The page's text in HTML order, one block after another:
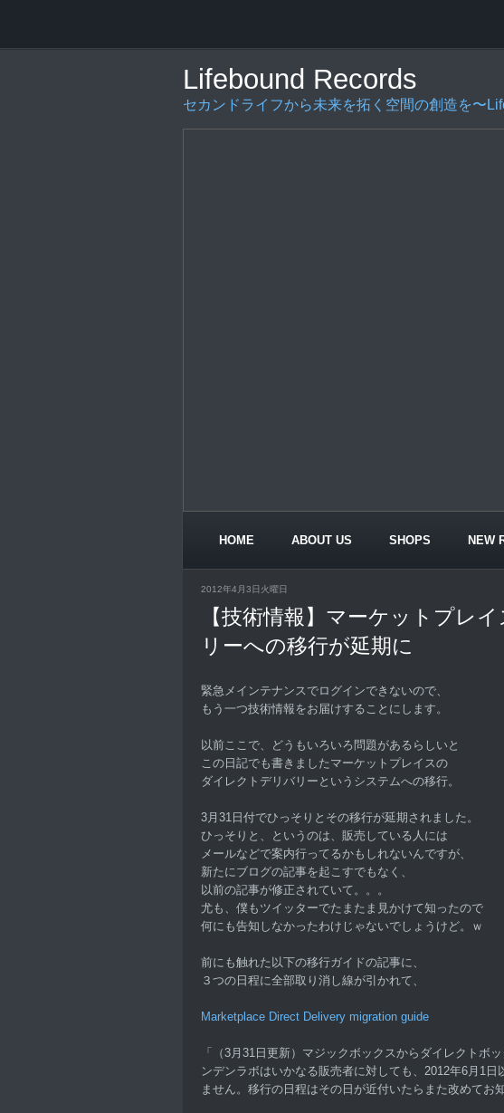
Lifebound Records
セカンドライフから未来を拓く空間の創造を〜
HOME ABOUT US SHOPS NEW
2012年4月3日火曜日
【技術情報】マーケットプレ
リーへの移行が延期に
緊急メインテナンスでログインできないので、
もう一つ技術情報をお届けすることにします。
以前ここで、どうもいろいろ問題があるらしいと
この日記でも書きましたマーケットプレイスの
ダイレクトデリバリーというシステムへの移行。
3月31日付でひっそりとその移行が延期されました。
ひっそりと、というのは、販売している人には
メールなどで案内行ってるかもしれないんですが、
新たにブログの記事を起こすでもなく、
以前の記事が修正されていて。。。
尤も、僕もツイッターでたまたま見かけて知ったので
何にも告知しなかったわけじゃないでしょうけど。ｗ
前にも触れた以下の移行ガイドの記事に、
３つの日程に全部取り消し線が引かれて、
Marketplace Direct Delivery migration guide
「（3月31日更新）マジックボックスからダイレクトボ
ンデンラボはいかなる販売者に対しても、2012年6月1
ません。移行の日程はその日が近付いたらまた改めてお